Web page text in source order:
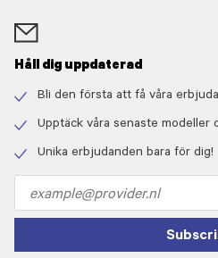
Håll dig uppdaterad
icon
Bli den första att få våra
icon
Upptäck våra senaste modeller
Unika erbjudanden bara för dig!
address